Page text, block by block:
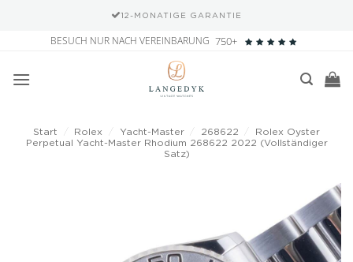
12-MONATIGE GARANTIE
springen
BESUCH NUR NACH VEREINBARUNG 750+
Start Rolex Yacht-Master 268622
Rolex Oyster
Perpetual Yacht-Master Rhodium 268622 2022 (Vollständiger
Satz)
Add to
wishlist